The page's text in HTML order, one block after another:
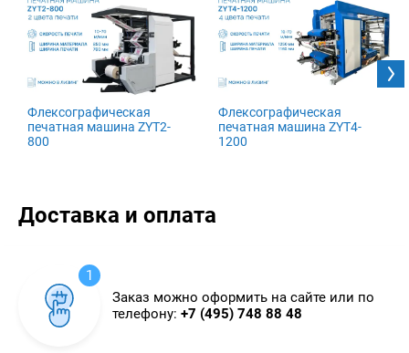
Флексографическая
печатная машина ZYT2-
800
Флексографическая
печатная машина ZYT4-
1200
Доставка и оплата
1
Заказ можно оформить на сайте или по
телефону: +7 (495) 748 88 48